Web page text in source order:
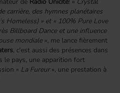
carrière, des hymnes planétaires
Homeless) » et « 100% Pure Love
Billboard Dance et une influence
mondiale », me lance fièrement
, c'est aussi des présences dans
le pays, une apparition fort
« La Fureur », une prestation à